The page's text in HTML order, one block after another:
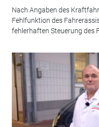
Nach Angaben des
Fehlfunktion des
fehlerhaften Steuerung des